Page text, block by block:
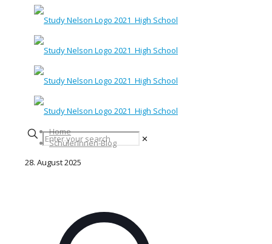
✕
Home
SchülerInnen-Blog
28. August 2025